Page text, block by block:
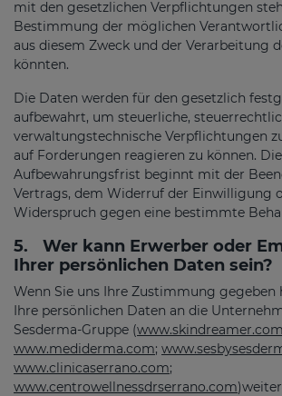
mit den gesetzlichen Verpflichtungen
Bestimmung der möglichen
aus diesem Zweck und der Verarbeitung
könnten.
Die Daten werden für den gesetzlich
aufbewahrt, um steuerliche,
verwaltungstechnische Verpflichtungen
auf Forderungen reagieren zu können. Die
Aufbewahrungsfrist beginnt mit der
Vertrags, dem Widerruf der Einwilligung
Widerspruch gegen eine bestimmte
5.
Wer kann Erwerber oder
Ihrer persönlichen Daten sein?
Wenn Sie uns Ihre Zustimmung gegeben
Ihre persönlichen Daten an die
Sesderma-Gruppe (www.skindreamer.com
www.mediderma.com;
www.clinicaserrano.com;
www.centrowellnessdrserrano.com